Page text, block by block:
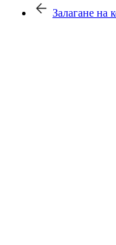
Залагане на